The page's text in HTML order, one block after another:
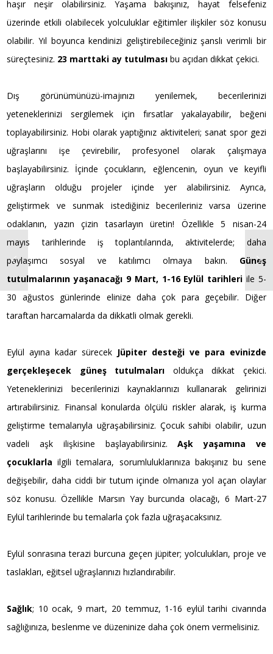
haşır neşir olabilirsiniz. Yaşama bakışınız, hayat felsefeniz
üzerinde etkili olabilecek yolculuklar eğitimler ilişkiler söz konusu
olabilir. Yıl boyunca kendinizi geliştirebileceğiniz şanslı verimli bir
süreçtesiniz. 23 marttaki ay tutulması bu açıdan dikkat çekici.
Dış görünümünüzü-imajınızı yenilemek, becerilerinizi
yeteneklerinizi sergilemek için fırsatlar yakalayabilir, beğeni
toplayabilirsiniz. Hobi olarak yaptığınız aktiviteleri; sanat spor gezi
uğraşlarını işe çevirebilir, profesyonel olarak çalışmaya
başlayabilirsiniz. İçinde çocukların, eğlencenin, oyun ve keyifli
uğraşların olduğu projeler içinde yer alabilirsiniz. Ayrıca,
geliştirmek ve sunmak istediğiniz becerileriniz varsa üzerine
odaklanın, yazın çizin tasarlayın üretin! Özellikle 5 nisan-24
mayıs tarihlerinde iş toplantılarında, aktivitelerde; daha
paylaşımcı sosyal ve katılımcı olmaya bakın. Güneş
tutulmalarının yaşanacağı 9 Mart, 1-16 Eylül tarihleri ile 5-
30 ağustos günlerinde elinize daha çok para geçebilir. Diğer
taraftan harcamalarda da dikkatli olmak gerekli.
Eylül ayına kadar sürecek Jüpiter desteği ve para evinizde
gerçekleşecek güneş tutulmaları oldukça dikkat çekici.
Yeteneklerinizi becerilerinizi kaynaklarınızı kullanarak gelirinizi
artırabilirsiniz. Finansal konularda ölçülü riskler alarak, iş kurma
geliştirme temalarıyla uğraşabilirsiniz. Çocuk sahibi olabilir, uzun
vadeli aşk ilişkisine başlayabilirsiniz.Aşk yaşamına ve
çocuklarla ilgili temalara, sorumluluklarınıza bakışınız bu sene
değişebilir, daha ciddi bir tutum içinde olmanıza yol açan olaylar
söz konusu. Özellikle Marsın Yay burcunda olacağı, 6 Mart-27
Eylül tarihlerinde bu temalarla çok fazla uğraşacaksınız.
Eylül sonrasına terazi burcuna geçen jüpiter; yolculukları, proje ve
taslakları, eğitsel uğraşlarınızı hızlandırabilir.
Sağlık; 10 ocak, 9 mart, 20 temmuz, 1-16 eylül tarihi civarında
sağlığınıza, beslenme ve düzeninize daha çok önem vermelisiniz.